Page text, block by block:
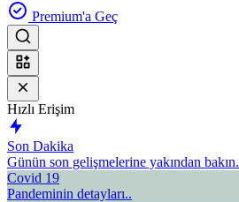
Premium'a Geç
Hızlı Erişim
Son Dakika
Günün son gelişmelerine yakından bakın.
Covid 19
Pandeminin detayları..